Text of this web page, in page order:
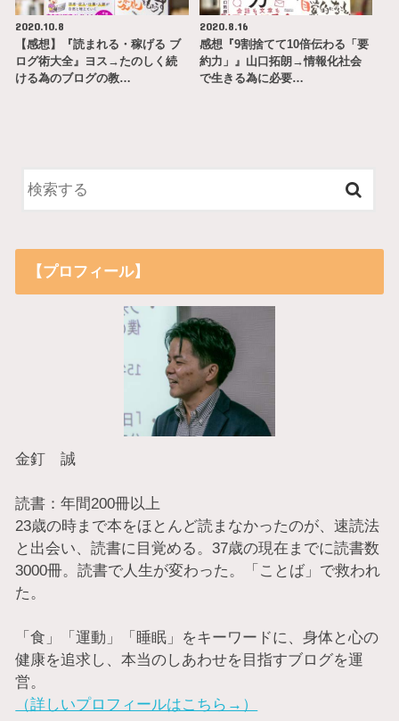
2020.10.8
【感想】『読まれる・稼げる ブ
ログ術大全』ヨス→たのしく続
ける為のブログの教…
2020.8.16
感想『9割捨てて10倍伝わる「要
約力」』山口拓朗→情報化社会
で生きる為に必要…
【プロフィール】
金釘 誠
読書：年間200冊以上
23歳の時まで本をほとんど読まなかったのが、速読法
と出会い、読書に目覚める。37歳の現在までに読書数
3000冊。読書で人生が変わった。「ことば」で救われ
た。
「食」「運動」「睡眠」をキーワードに、身体と心の
健康を追求し、本当のしあわせを目指すブログを運
営。
（詳しいプロフィールはこちら→）